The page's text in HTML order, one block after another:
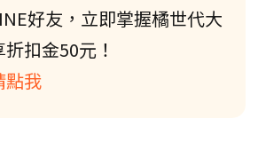
好友，立即掌握橘世代大
扣金50元！
點我